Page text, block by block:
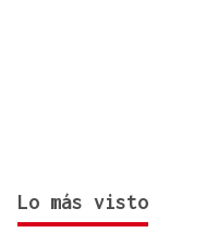
Lo más visto